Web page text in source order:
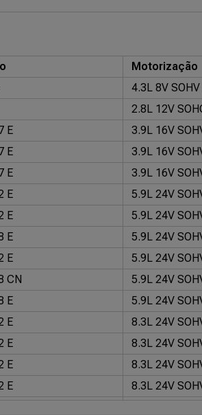
Motorização
4.3L 8V
2.8L 12V
E 3.9L 16V
E 3.9L 16V
E 3.9L 16V
E 5.9L 24V
E 5.9L 24V
E 5.9L 24V
E 5.9L 24V
CN 5.9L 24V
E 5.9L 24V
E 8.3L 24V
E 8.3L 24V
E 8.3L 24V
E 8.3L 24V